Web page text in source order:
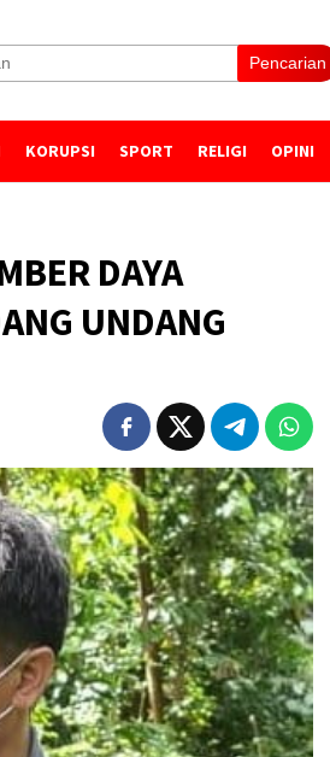
Pencarian
KORUPSI SPORT RELIGI OPINI
DAYA
UNDANG